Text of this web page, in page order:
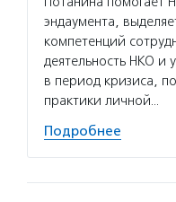
эндаумента,
компетенций
деятельность НКО и
в период кризиса,
практики личной…
Подробнее